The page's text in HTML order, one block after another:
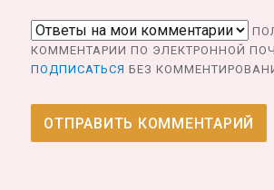
КОММЕНТАРИИ ПО ЭЛЕКТРОННОЙ
ПОДПИСАТЬСЯ БЕЗ